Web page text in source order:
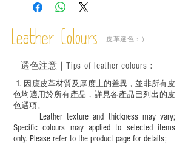
－ 植鞣皮革容易受環境、使用程度等產生
成後定期在皮面塗上皮革專用清潔劑及貂
鼠油等；
適合六歲以下兒童使用；六至十二歲兒童
必須由成年人陪同下使用並應小心處理。
Leather Colours 皮革選色：）
1. ​ 因應皮革材質及厚度上的差異，並非所有皮
色均適用於所有產品，詳見各產品巳列出的皮
色選項。
Leather texture and thickness may vary;
Specific colours may applied to selected items
only. Please refer to the product page for details;
選色注意｜ Tips of leather colours ：